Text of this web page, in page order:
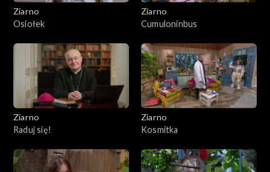
Ziarno
Osiołek
Ziarno
Cumuloninbus
Ziarno
Raduj się!
Ziarno
Kosmitka